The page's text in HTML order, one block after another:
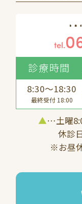
tel.
診療時間
8:30～18:30
最終受付 18:00
▲…土曜
休診
※お昼